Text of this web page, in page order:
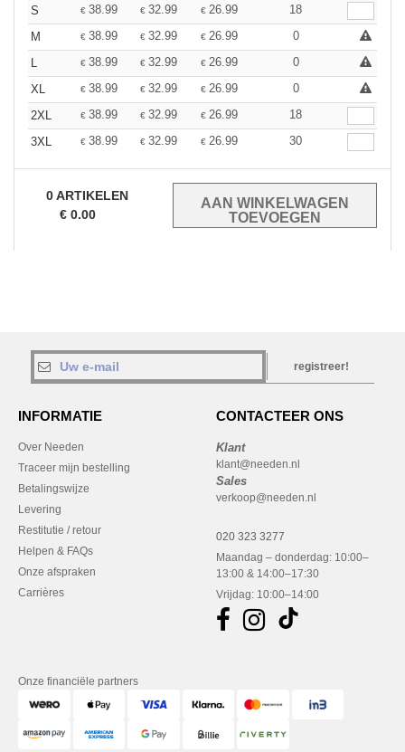
S € 38.99 € 32.99 € 26.99
18
M
€ 38.99 € 32.99 € 26.99
0
L
€ 38.99 € 32.99 € 26.99
0
XL
€ 38.99 € 32.99 € 26.99
0
2XL
€ 38.99 € 32.99 € 26.99
18
3XL
€ 38.99 € 32.99 € 26.99 30
0ARTIKELEN
€ 0.00
registreer!
INFORMATIE
Over Needen
Traceer mijn bestelling
Betalingswijze
Levering
Restitutie / retour
Helpen & FAQs
Onze afspraken
Carrières
CONTACTEER ONS
Klant
klant@needen.nl
Sales
verkoop@needen.nl
020 323 3277
Maandag – donderdag: 10:00–
13:00 & 14:00–17:30
Vrijdag: 10:00–14:00
Onze financiële partners